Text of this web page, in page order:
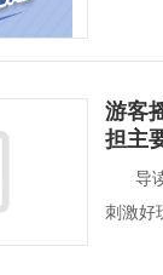
游客
担主
导
刺激好